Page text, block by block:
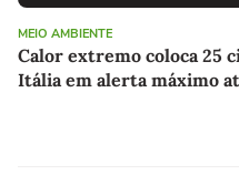
MEIO AMBIENTE
Calor extremo coloca 25
Itália em alerta máximo